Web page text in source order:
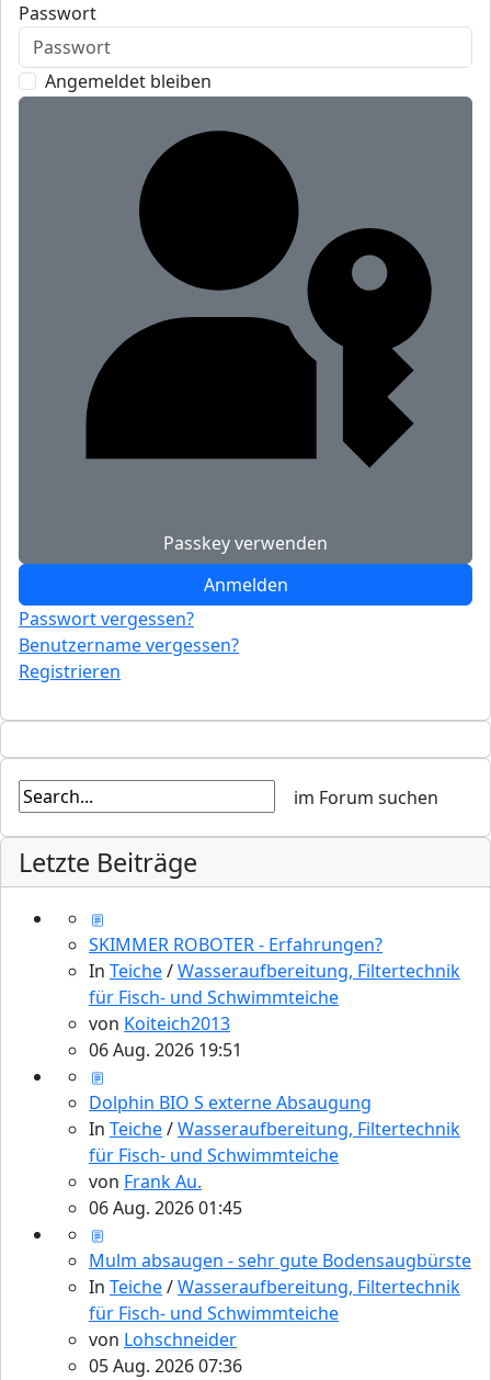
Passwort
Angemeldet bleiben
Passkey verwenden
Anmelden
Passwort vergessen?
Benutzername vergessen?
Registrieren
Letzte Beiträge
SKIMMER ROBOTER - Erfahrungen?
In Teiche/Wasseraufbereitung, Filtertechnik
für Fisch- und Schwimmteiche
von Koiteich2013
06 Aug. 2026 19:51
Dolphin BIO S externe Absaugung
In Teiche/Wasseraufbereitung, Filtertechnik
für Fisch- und Schwimmteiche
von Frank Au.
06 Aug. 2026 01:45
Mulm absaugen - sehr gute Bodensaugbürste
In Teiche/Wasseraufbereitung, Filtertechnik
für Fisch- und Schwimmteiche
von Lohschneider
05 Aug. 2026 07:36